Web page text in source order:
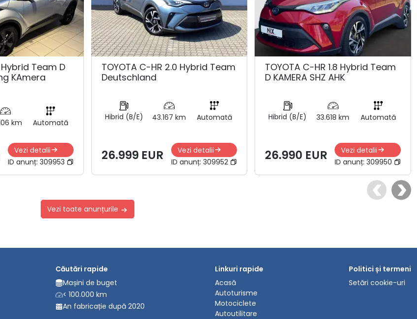
Hybrid Team D
KAmera
km Automată
Vezi detalii
ID anunț: 309953
TOYOTA C-HR 2.0 Hybrid Team
Deutschland
Hibrid (B/E) 43.167 km Automată
26.999 EUR
Vezi detalii
ID anunț:309952
TOYOTA C-HR 1.8 Hybrid Team
D KAMERA SHZ AHK
Hibrid (B/E) 33.618 km Automată
26.990 EUR
Vezi detalii
ID anunț: 309950
Vezi toate anunțurile
Căutări rapide
Mașini de buget
< 100.000 km
An fabricație după 2020
Linkuri rapide
Acasă
Autoturisme
Motociclete
Autoutilitare
Politici și termeni
Setări cookie-uri